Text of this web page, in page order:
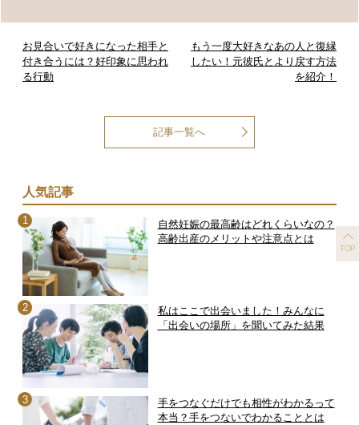
お見合いで好きになった相手と
付き合うには？好印象に思われ
る行動
もう一度大好きなあの人と復縁
したい！元彼氏とより戻す方法
を紹介！
記事一覧へ
人気記事
自然妊娠の最高齢はどれくらいなの？
高齢出産のメリットや注意点とは
私はここで出会いました！みんなに
「出会いの場所」を聞いてみた結果
手をつなぐだけでも相性がわかるって
本当？手をつないでわかることとは
TOP